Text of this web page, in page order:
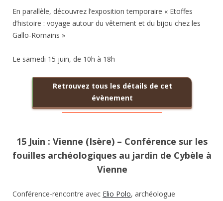
En parallèle, découvrez l’exposition temporaire « Etoffes
d’histoire : voyage autour du vêtement et du bijou chez les
Gallo-Romains »
Le samedi 15 juin, de 10h à 18h
Retrouvez tous les détails de cet
évènement
15 Juin : Vienne (Isère) – Conférence sur les
fouilles archéologiques au jardin de Cybèle à
Vienne
Conférence-rencontre avec Elio Polo, archéologue